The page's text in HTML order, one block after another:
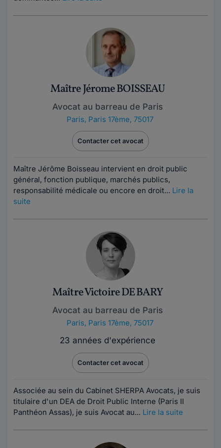
Maître Jérome BOISSEAU
Avocat au barreau de Paris
Paris, Paris 17ème, 75017
Contacter cet avocat
Maître Jérôme Boisseau intervient en droit public
général, fonction publique, marchés publics,
responsabilité médicale ou encore en droit... Lire la
suite
Maître Victoire DE BARY
Avocat au barreau de Paris
Paris, Paris 17ème, 75017
23 années d'expérience
Contacter cet avocat
Associée au sein du Cabinet SHERPA Avocats, je suis
titulaire d'un DEA de Droit Public Interne (Paris II
Panthéon Assas), je suis Avocat au... Lire la suite